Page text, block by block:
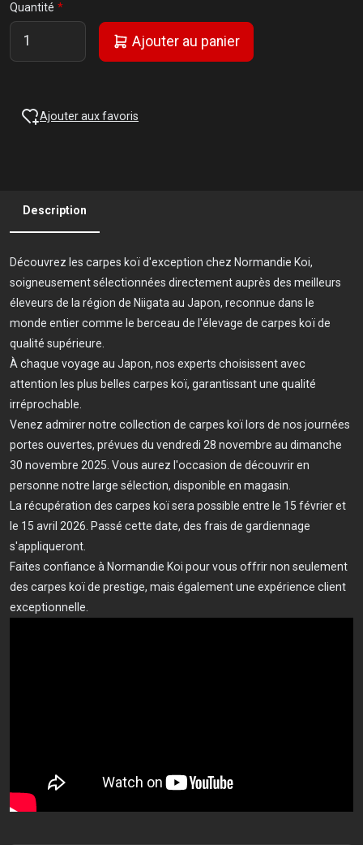
Quantité
Ajouter au panier
Ajouter aux favoris
Description
Découvrez les carpes koï d'exception chez Normandie Koi,
soigneusement sélectionnées directement auprès des meilleurs
éleveurs de la région de Niigata au Japon, reconnue dans le
monde entier comme le berceau de l'élevage de carpes koï de
qualité supérieure.
À chaque voyage au Japon, nos experts choisissent avec
attention les plus belles carpes koï, garantissant une qualité
irréprochable.
Venez admirer notre collection de carpes koï lors de nos journées
portes ouvertes, prévues du vendredi 28 novembre au dimanche
30 novembre 2025. Vous aurez l'occasion de découvrir en
personne notre large sélection, disponible en magasin.
La récupération des carpes koï sera possible entre le 15 février et
le 15 avril 2026. Passé cette date, des frais de gardiennage
s'appliqueront.
Faites confiance à Normandie Koi pour vous offrir non seulement
des carpes koï de prestige, mais également une expérience client
exceptionnelle.